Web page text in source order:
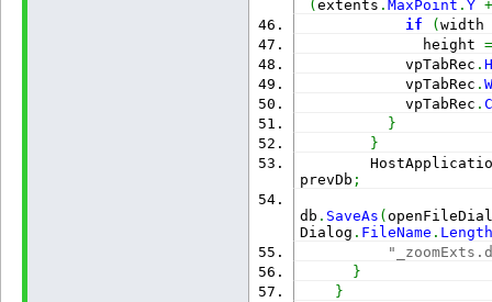
(extents . MaxPoint .Y
if
(
height
vpTabRec .
vpTabRec .
vpTabRec .
}
}
prevDb ;
db . SaveAs (
Dialog . FileName .
}
}